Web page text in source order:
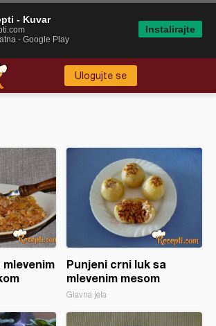
Ulogujte se
mlevenim
Punjeni crni luk sa
mlevenim mesom
Glavna jela
- Kuvar
- Google Play
Instalirajte